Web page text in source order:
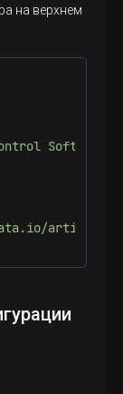
на верхнем
Software"